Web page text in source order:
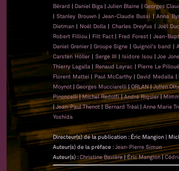
Bérard | Daniel Biga |Julien Blaine | Georges
|Stanley Brouwn| Jean-Claude Bussi |Anna
Dietman | Noël Dolla | Charles Dreyfus |Joël
Robert Filliou| Filt Fact| Fred Forest| Jean-
Daniel Grenier| Groupe Signe | Guignol's band |
Carsten Höller| Serge III| Isidore Isou|Joe
Thierry Lagalla| Renaud Layrac | Pierre Le
Florent Mattei | Paul McCarthy| David Medalla |
Moynot |Georges Mucciarelli |ORLAN|Julien
Pinoncelli|Michel Redolfi|André Riquier|
|Jean-Paul Thenot|Bernard Tréal | Anne Marie
Yoshida
Directeur(s) de la publication : Éric Mangion |
Auteur(s) de la préface :Jean-Pierre Simon
Auteur(s) :Christine Bavière|Éric Mangion|